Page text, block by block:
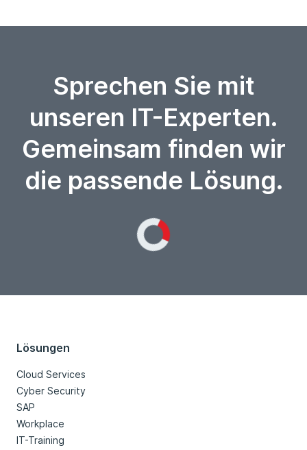
Sprechen Sie mit
unseren IT-Experten.
Gemeinsam finden wir
die passende Lösung.
Lösungen
Cloud Services
Cyber Security
SAP
Workplace
IT-Training